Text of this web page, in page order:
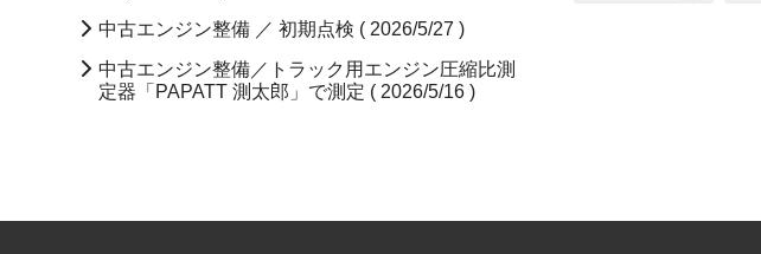
中古エンジン整備 ／ 初期点検 ( 2026/5/27 )
中古エンジン整備／トラック用エンジン圧縮比測
定器「PAPATT 測太郎」で測定 ( 2026/5/16 )